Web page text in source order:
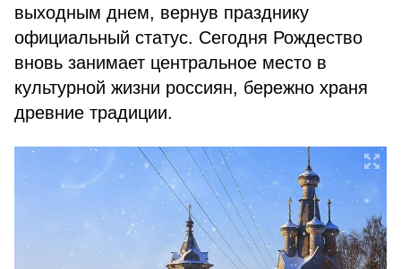
выходным днем, вернув празднику
официальный статус. Сегодня Рождество
вновь занимает центральное место в
культурной жизни россиян, бережно храня
древние традиции.